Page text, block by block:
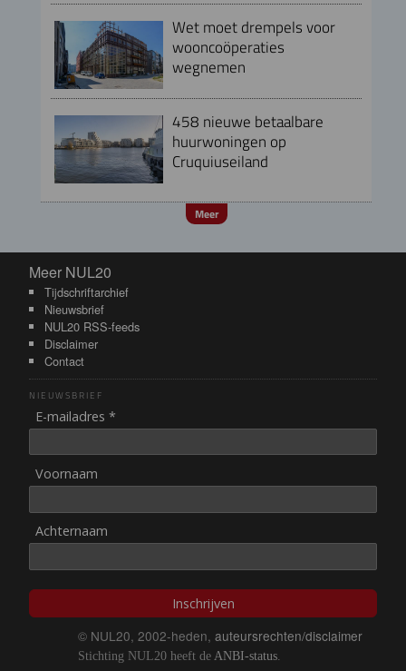
Wet moet drempels voor
wooncoöperaties
wegnemen
458 nieuwe betaalbare
huurwoningen op
Cruquiuseiland
Meer
Meer NUL20
Meer NUL20
Tijdschriftarchief
Nieuwsbrief
NUL20 RSS-feeds
Disclaimer
Contact
NIEUWSBRIEF
E-mailadres *
Voornaam
Achternaam
Inschrijven
© NUL20, 2002-heden, auteursrechten/disclaimer
Stichting NUL20 heeft de ANBI-status